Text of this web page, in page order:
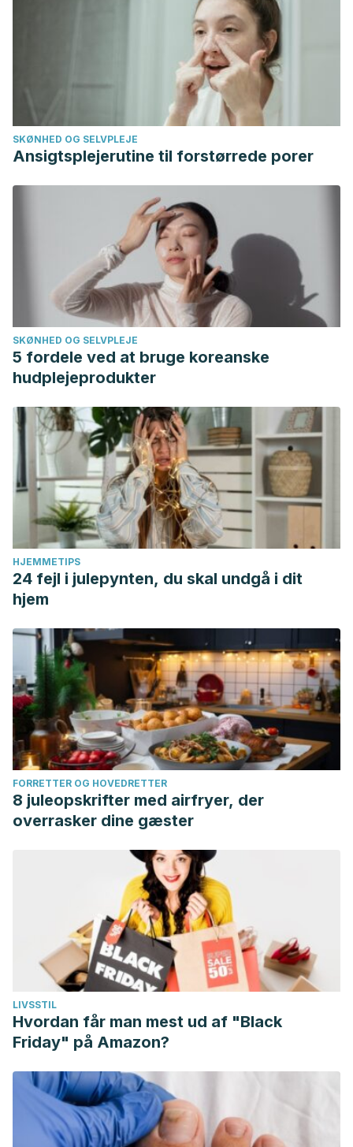
Veenstra, T. D., & Ziegler, R. G. (2013). Green tea intake is
associated with urinary estrogen profiles in Japanese-
American women. Nutrition Journal.
https://doi.org/10.1186/1475-2891-12-25
SKØNHED OG SELVPLEJE
Ansigtsplejerutine til forstørrede porer
SKØNHED OG SELVPLEJE
5 fordele ved at bruge koreanske
hudplejeprodukter
HJEMMETIPS
24 fejl i julepynten, du skal undgå i dit
hjem
FORRETTER OG HOVEDRETTER
8 juleopskrifter med airfryer, der
overrasker dine gæster
LIVSSTIL
Hvordan får man mest ud af "Black
Friday" på Amazon?